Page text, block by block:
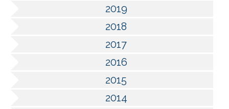
2019
2018
2017
2016
2015
2014